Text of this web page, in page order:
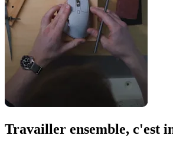
Travailler ensemble, c'est